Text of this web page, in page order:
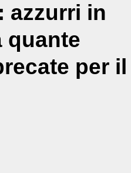
azzurri in
quante
per il